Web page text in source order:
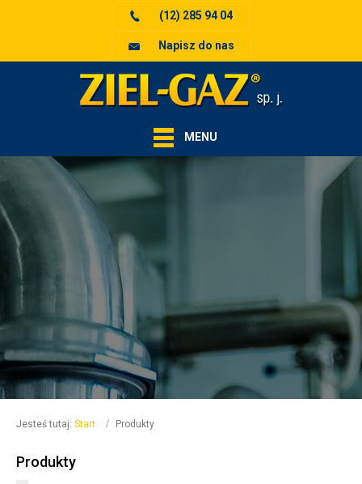
(12) 285 94 04
Napisz do nas
MENU
Jesteś tutaj: Start Produkty
Produkty